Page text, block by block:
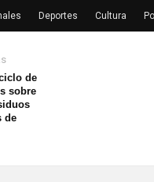
de
sobre
de
Deportes Cultura